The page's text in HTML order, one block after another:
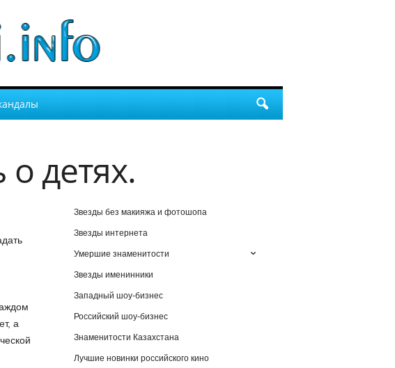
детях.
а
Звезды без макияжа и фотошопа
Звезды интернета
Умершие знаменитости
Звезды именинники
Западный шоу-бизнес
Российский шоу-бизнес
Знаменитости Казахстана
Лучшие новинки российского кино